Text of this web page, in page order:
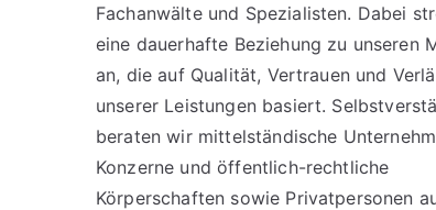
Fachanwälte und Spezialisten. Dabei
eine dauerhafte Beziehung zu unseren
an, die auf Qualität, Vertrauen und
unserer Leistungen basiert.
beraten wir mittelständische
Konzerne und öffentlich-rechtliche
Körperschaften sowie Privatpersonen